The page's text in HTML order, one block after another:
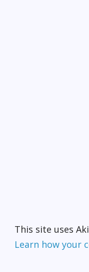
This site uses
Learn how your